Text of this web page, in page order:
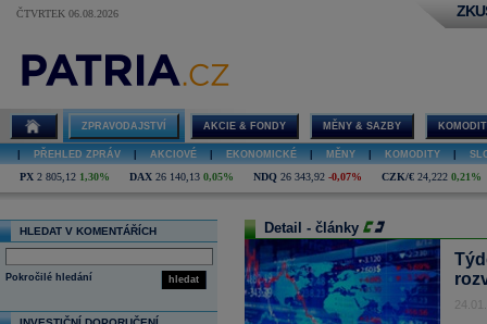
ČTVRTEK 06.08.2026
ZPRAVODAJSTVÍ AKCIE & FONDY MĚNY & SAZBY
PŘEHLED ZPRÁV AKCIOVÉ EKONOMICKÉ MĚNY KOMODITY
PX 2 805,12 1,30% DAX 26 140,13 0,05% NDQ 26 343,92 -0,07% CZK/€ 24,222 0,21%
HLEDAT V KOMENTÁŘÍCH
hledat
Pokročilé hledání
Detail - články